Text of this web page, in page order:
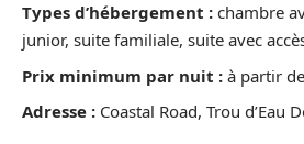
Types d’hébergement : chambre
junior, suite familiale, suite avec
Prix minimum par nuit : à partir
Adresse : Coastal Road, Trou d’Eau